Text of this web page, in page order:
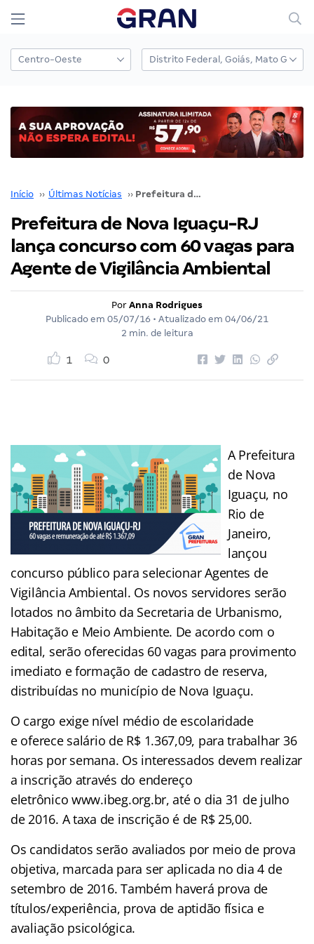
Início ›› Últimas Notícias ›› Prefeitura de Nova Iguaçu-RJ lança concurso com 60 vagas para Agente de Vigilância Ambiental
Prefeitura de Nova Iguaçu-RJ
lança concurso com 60 vagas para
Agente de Vigilância Ambiental
Por Anna Rodrigues
Publicado em 05/07/16 • Atualizado em 04/06/21
2 min. de leitura
1 0
A Prefeitura
de Nova
Iguaçu, no
Rio de
Janeiro,
lançou
concurso público para selecionar Agentes de
Vigilância Ambiental. Os novos servidores serão
lotados no âmbito da Secretaria de Urbanismo,
Habitação e Meio Ambiente. De acordo com o
edital, serão oferecidas 60 vagas para provimento
imediato e formação de cadastro de reserva,
distribuídas no município de Nova Iguaçu.
O cargo exige nível médio de escolaridade
e oferece salário de R$ 1.367,09, para trabalhar 36
horas por semana. Os interessados devem realizar
a inscrição através do endereço
eletrônico www.ibeg.org.br, até o dia 31 de julho
de 2016. A taxa de inscrição é de R$ 25,00.
Os candidatos serão avaliados por meio de prova
objetiva, marcada para ser aplicada no dia 4 de
setembro de 2016. Também haverá prova de
títulos/experiência, prova de aptidão física e
avaliação psicológica.